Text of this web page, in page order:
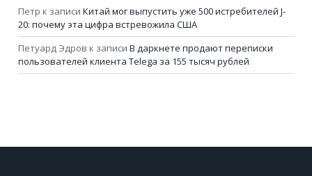
Петр к записи Китай мог выпустить уже 500 истребителей J-
20: почему эта цифра встревожила США
Петуард Эдров к записи В даркнете продают переписки
пользователей клиента Telega за 155 тысяч рублей